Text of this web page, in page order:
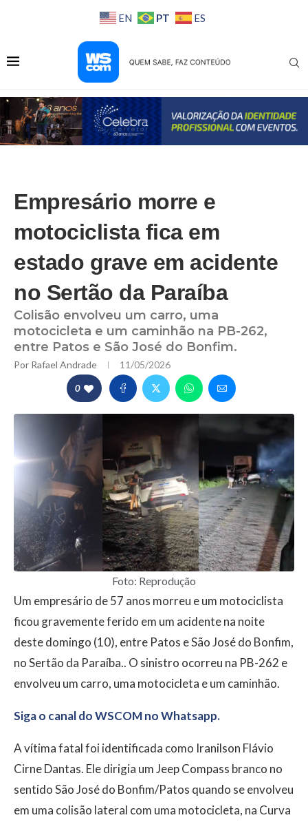
EN PT ES
Empresário morre e
motociclista fica em
estado grave em acidente
no Sertão da Paraíba
Colisão envolveu um carro, uma
motocicleta e um caminhão na PB-262,
entre Patos e São José do Bonfim.
Por Rafael Andrade 11/05/2026
0
Foto: Reprodução
Um empresário de 57 anos morreu e um motociclista
ficou gravemente ferido em um acidente na noite
deste domingo (10), entre Patos e São José do Bonfim,
no Sertão da Paraíba.. O sinistro ocorreu na PB-262 e
envolveu um carro, uma motocicleta e um caminhão.
Siga o canal do WSCOM no Whatsapp.
A vítima fatal foi identificada como Iranilson Flávio
Cirne Dantas. Ele dirigia um Jeep Compass branco no
sentido São José do Bonfim/Patos quando se envolveu
em uma colisão lateral com uma motocicleta, na Curva